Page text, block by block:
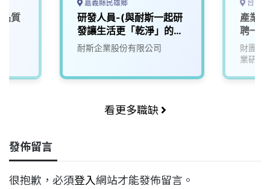
質
嘉義縣民雄鄉
研發人員-(與耐斯一起研
發讓生活更「乾淨」的未
來)2
耐斯企業股份有限公司
台中
產業
聘一
財團法
業研究
看更多職缺
發佈留言
很抱歉，必須登入網站才能發佈留言。